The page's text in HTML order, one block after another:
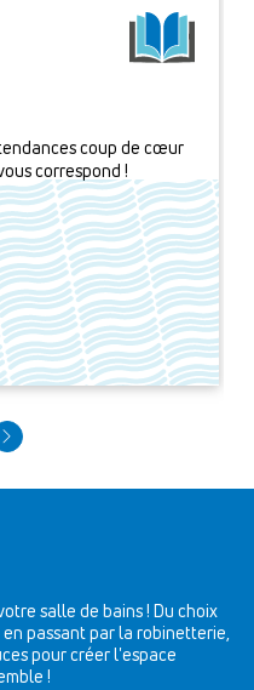
coup de cœur
correspond !
salle de bains ! Du choix
passant par la robinetterie,
pour créer l'espace
!